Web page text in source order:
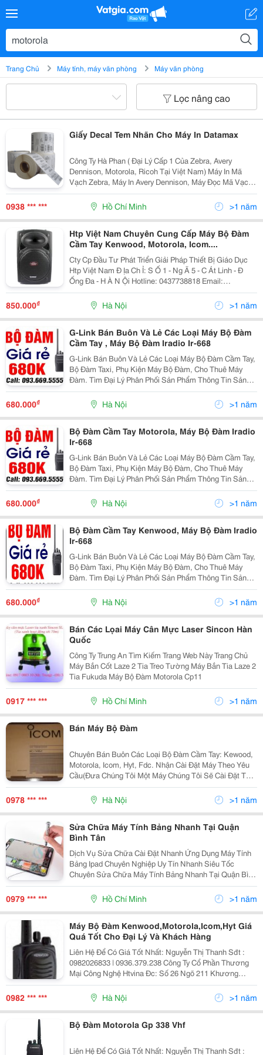
Trang Chủ Máy tính, máy văn phòng Máy văn phòng
Lọc nâng cao
Giấy Decal Tem Nhãn Cho Máy In Datamax
Công Ty Hà Phan ( Đại Lý Cấp 1 Của Zebra, Avery
Dennison, Motorola, Ricoh Tại Việt Nam) Máy In Mã
Vạch Zebra, Máy In Avery Dennison, Máy Đọc Mã Vạch
Motorola Và Linh Phụ Kiện Chính Hãng Đầu In, Đầu
0938 *** *** Hồ Chí Minh >1 năm
Htp Việt Nam Chuyên Cung Cấp Máy Bộ Đàm
Cầm Tay Kenwood, Motorola, Icom....
Cty Cp Đầu Tư Phát Triển Giải Pháp Thiết Bị Giáo Dục
Htp Việt Nam Đ Ịa Ch Ỉ: S Ố 1 - Ng Ã 5 - C Át Linh - Đ
Ống Đa - H À N Ội Hotline: 0437738818 Email:
Longvienthong@Gmail.com Web:
Http://Bodamkenwood.net/ Chuyên Bán Buôn, Bán Lẻ,
850.000₫ Hà Nội >1 năm
G-Link Bán Buôn Và Lẻ Các Loại Máy Bộ Đàm
Cầm Tay , Máy Bộ Đàm Iradio Ir-668
G-Link Bán Buôn Và Lẻ Các Loại Máy Bộ Đàm Cầm Tay,
Bộ Đàm Taxi, Phụ Kiện Máy Bộ Đàm, Cho Thuê Máy
Đàm. Tìm Đại Lý Phân Phối Sản Phẩm Thông Tin Sản
Phẩm (Tham Khảo Các Đường Dẫn Dưới Đây) Bộ Đàm
680.000₫ Hà Nội >1 năm
Bộ Đàm Cầm Tay Motorola, Máy Bộ Đàm Iradio
Ir-668
G-Link Bán Buôn Và Lẻ Các Loại Máy Bộ Đàm Cầm Tay,
Bộ Đàm Taxi, Phụ Kiện Máy Bộ Đàm, Cho Thuê Máy
Đàm. Tìm Đại Lý Phân Phối Sản Phẩm Thông Tin Sản
Phẩm (Tham Khảo Các Đường Dẫn Dưới Đây) Bộ Đàm
680.000₫ Hà Nội >1 năm
Bộ Đàm Cầm Tay Kenwood, Máy Bộ Đàm Iradio
Ir-668
G-Link Bán Buôn Và Lẻ Các Loại Máy Bộ Đàm Cầm Tay,
Bộ Đàm Taxi, Phụ Kiện Máy Bộ Đàm, Cho Thuê Máy
Đàm. Tìm Đại Lý Phân Phối Sản Phẩm Thông Tin Sản
Phẩm (Tham Khảo Các Đường Dẫn Dưới Đây) Bộ Đàm
680.000₫ Hà Nội >1 năm
Bán Các Lọai Máy Cân Mực Laser Sincon Hàn
Quốc
Công Ty Trung An Tìm Kiếm Trang Web Này Trang Chủ
Máy Bắn Cốt Laze 2 Tia Treo Tường Máy Bắn Tia Laze 2
Tia Fukuda Máy Bộ Đàm Motorola Cp11
0917 *** *** Hồ Chí Minh >1 năm
Bán Máy Bộ Đàm
Chuyên Bán Buôn Các Loại Bộ Đàm Cầm Tay: Kewood,
Motorola, Icom, Hyt, Fdc. Nhận Cài Đặt Máy Theo Yêu
Cầu(Đưa Chúng Tôi Một Máy Chúng Tôi Sẽ Cài Đặt Tất
Cả Các Máy Lại Với Nhau). Nhận Đặt Hàng Theo Yêu
Cầu( Từ 5 Đến 7 Ngày). Giá Cạnh Tranh. Phương Châ
0978 *** *** Hà Nội >1 năm
Sửa Chữa Máy Tính Bảng Nhanh Tại Quận
Bình Tân
Dịch Vụ Sửa Chữa Cài Đặt Nhanh Ứng Dụng Máy Tính
Bảng Ipad Chuyên Nghiệp Uy Tín Nhanh Siêu Tốc
Chuyên Sửa Chữa Máy Tính Bảng Nhanh Tại Quận Bình
Tân Chính Hãng (Ipad (Ipad 1, 2, 3, Air, Mini), Sony,
Samsung, Asus, Htc, Motorola, Lg, Acer, Black
0979 *** *** Hồ Chí Minh >1 năm
Máy Bộ Đàm Kenwood,Motorola,Icom,Hyt Giá
Quá Tốt Cho Đại Lý Và Khách Hàng
Liên Hệ Để Có Giá Tốt Nhất: Nguyễn Thị Thanh Sđt :
0982026833 | 0936.379.238 Công Ty Cổ Phần Thương
Mại Công Nghệ Htvina Đc: Số 26 Ngõ 211 Khương
Trung &Ndash; Thanh Xuân &Ndash; Hà Nội Yahoo
:Nguyenthanh6685 Website: Http://Sieuthiht.com
0982 *** *** Hà Nội >1 năm
Bộ Đàm Motorola Gp 338 Vhf
Liên Hệ Để Có Giá Tốt Nhất: Nguyễn Thị Thanh Sđt :